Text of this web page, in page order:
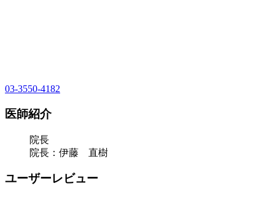
03-3550-4182
医師紹介
院長
院長：伊藤 直樹
ユーザーレビュー